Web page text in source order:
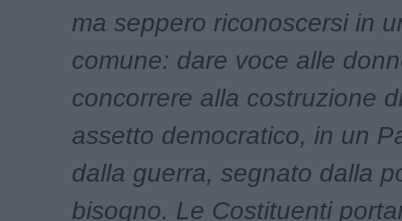
ma seppero riconoscersi in
comune: dare voce alle
concorrere alla costruzione
assetto democratico, in un
dalla guerra, segnato dalla
bisogno. Le Costituenti